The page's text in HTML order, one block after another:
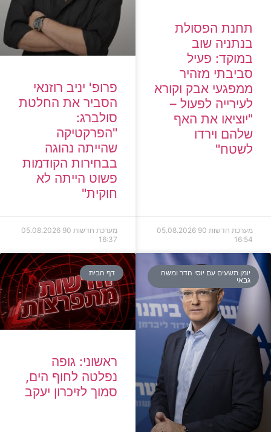
תחנת הפסולת
בנתניה שוב
במוקד: פעיל
סביבתי מזהיר
ממפגעי אבק וקורא
לעירייה לפעול –
"יוציאו את האף
שלהם וירדו
לשטח"
מערכת חדשות 90
05.08.2026
16:54
פרופ' יניב רוזנאי
הסביר את החלטת
סולברג:
"הפרקטיקה
שהייתה נהוגה
בבחירות הקודמות
פשוט הייתה לא
חוקית"
מערכת חדשות 90
05.08.2026
16:37
יומן תשעים עם יוסי הדר ומשה
גבאי
דף הבית
ראשוני: גופה
נפלטה לחוף הים,
סמוך לזיכרון יעקב